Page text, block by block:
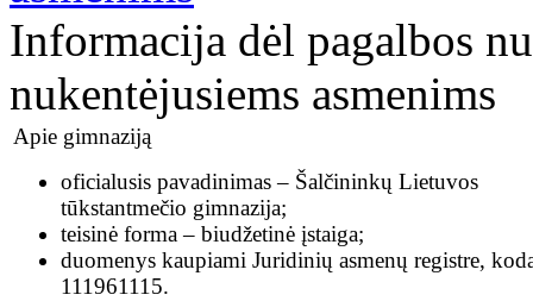
Informacija dėl pagalbos
nukentėjusiems asmenims
Apie gimnaziją
oficialusis pavadinimas – Šalčininkų Lietuvos
tūkstantmečio gimnazija;
teisinė forma – biudžetinė įstaiga;
duomenys kaupiami Juridinių asmenų registre,
111961115.